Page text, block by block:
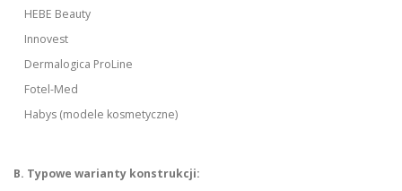
HEBE Beauty
Innovest
Dermalogica ProLine
Fotel-Med
Habys (modele kosmetyczne)
B. Typowe warianty konstrukcji: